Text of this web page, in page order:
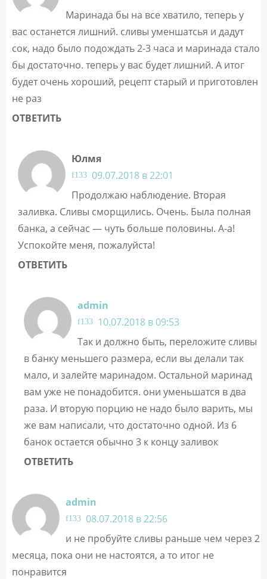
Маринада бы на все хватило, теперь у
вас останется лишний. сливы уменшатсья и дадут
сок, надо было подождать 2-3 часа и маринада стало
бы достаточно. теперь у вас будет лишний. А итог
будет очень хороший, рецепт старый и приготовлен
не раз
ОТВЕТИТЬ
Юлмя
09.07.2018 в 22:01
Продолжаю наблюдение. Вторая
заливка. Сливы сморщились. Очень. Была полная
банка, а сейчас — чуть больше половины. А-а!
Успокойте меня, пожалуйста!
ОТВЕТИТЬ
admin
10.07.2018 в 09:53
Так и должно быть, переложите сливы
в банку меньшего размера, если вы делали так
мало, и залейте маринадом. Остальной маринад
вам уже не понадобится. они уменьшатся в два
раза. И вторую порцию не надо было варить, мы
же вам написали, что достаточно одной. Из 6
банок остается обычно 3 к концу заливок
ОТВЕТИТЬ
admin
08.07.2018 в 22:56
и не пробуйте сливы раньше чем через 2
месяца, пока они не настоятся, а то итог не
понравится